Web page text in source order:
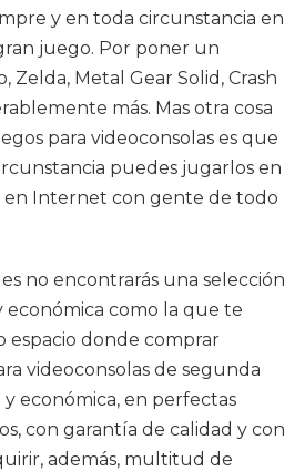
y en toda circunstancia en
juego. Por poner un
Zelda, Metal Gear Solid, Crash
más. Mas otra cosa
para videoconsolas es que
puedes jugarlos en
Internet con gente de todo
no encontrarás una selección
económica como la que te
espacio donde comprar
videoconsolas de segunda
económica, en perfectas
con garantía de calidad y con
además, multitud de